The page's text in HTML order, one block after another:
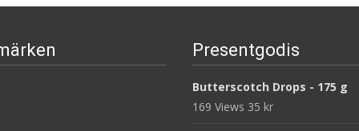
Presentgodis
Butterscotch Drops - 175 g
169 Views 35 kr